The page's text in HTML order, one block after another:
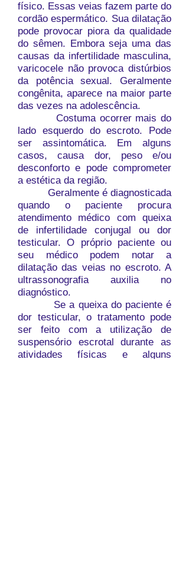
físico. Essas veias fazem parte do
cordão espermático. Sua dilatação
pode provocar piora da qualidade
do sêmen. Embora seja uma das
causas da infertilidade masculina,
varicocele não provoca distúrbios
da potência sexual. Geralmente
congênita, aparece na maior parte
das vezes na adolescência.
Costuma ocorrer mais do
lado esquerdo do escroto. Pode
ser assintomática. Em alguns
casos, causa dor, peso e/ou
desconforto e pode comprometer
a estética da região.
Geralmente é diagnosticada
quando o paciente procura
atendimento médico com queixa
de infertilidade conjugal ou dor
testicular. O próprio paciente ou
seu médico podem notar a
dilatação das veias no escroto. A
ultrassonografia auxilia no
diagnóstico.
Se a queixa do paciente é
dor testicular, o tratamento pode
ser feito com a utilização de
suspensório escrotal durante as
atividades físicas e alguns